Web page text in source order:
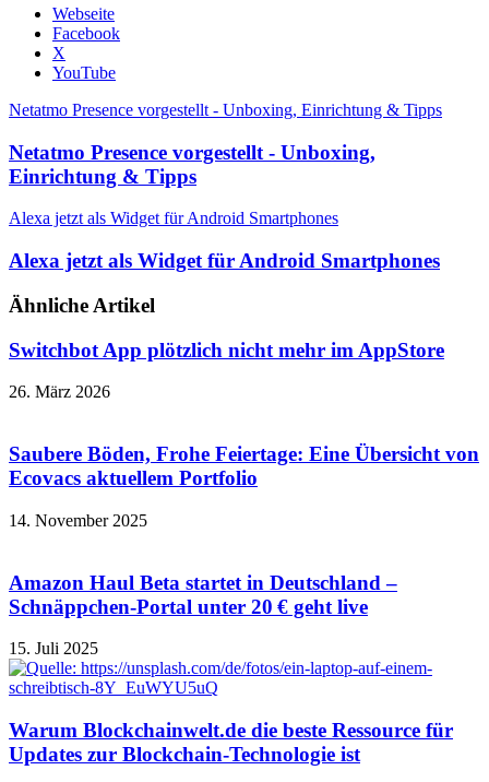
Webseite
Facebook
X
YouTube
Netatmo Presence vorgestellt - Unboxing, Einrichtung & Tipps
Netatmo Presence vorgestellt - Unboxing,
Einrichtung & Tipps
Alexa jetzt als Widget für Android Smartphones
Alexa jetzt als Widget für Android Smartphones
Ähnliche Artikel
Switchbot App plötzlich nicht mehr im AppStore
26. März 2026
Saubere Böden, Frohe Feiertage: Eine Übersicht von
Ecovacs aktuellem Portfolio
14. November 2025
Amazon Haul Beta startet in Deutschland –
Schnäppchen-Portal unter 20 € geht live
15. Juli 2025
Warum Blockchainwelt.de die beste Ressource für
Updates zur Blockchain-Technologie ist